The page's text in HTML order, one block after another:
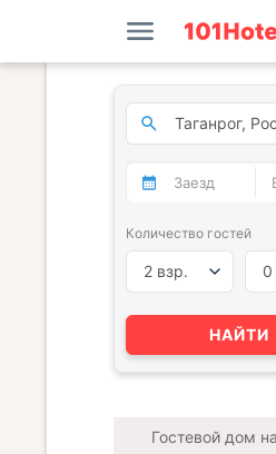
Количество гостей
2 взр. 0
НАЙТИ
Гостевой дом